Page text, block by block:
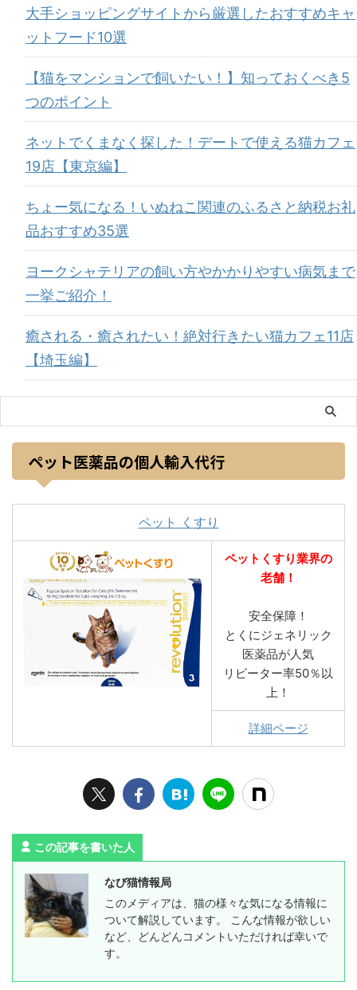
大手ショッピングサイトから厳選したおすすめキャ
ットフード10選
【猫をマンションで飼いたい！】知っておくべき5
つのポイント
ネットでくまなく探した！デートで使える猫カフェ
19店【東京編】
ちょー気になる！いぬねこ関連のふるさと納税お礼
品おすすめ35選
ヨークシャテリアの飼い方やかかりやすい病気まで
一挙ご紹介！
癒される・癒されたい！絶対行きたい猫カフェ11店
【埼玉編】
ペット医薬品の個人輸入代行
ペット くすり
ペットくすり業界の
老舗！
安全保障！
とくにジェネリック
医薬品が人気
リピーター率50％以
上！
詳細ページ
この記事を書いた人
なび猫情報局
このメディアは、猫の様々な気になる情報に
ついて解説しています。 こんな情報が欲しい
など、どんどんコメントいただければ幸いで
す。